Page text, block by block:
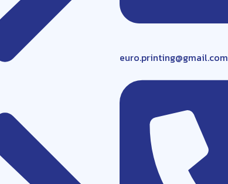
euro.printing@gmail.com